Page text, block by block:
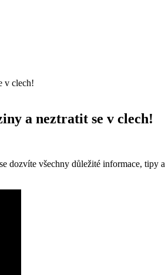
v clech!
a neztratit se v clech!
všechny důležité informace,